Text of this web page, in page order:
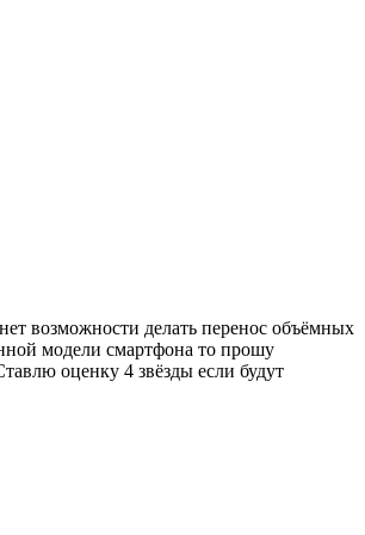
возможности делать перенос объёмных
модели смартфона то прошу
оценку 4 звёзды если будут